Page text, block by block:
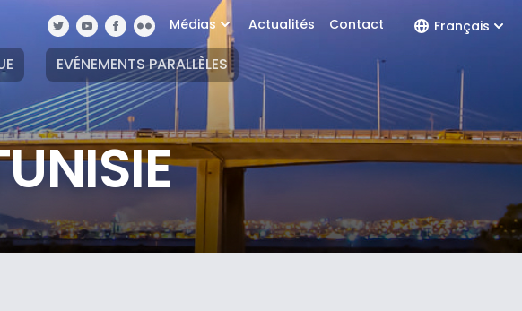
Médias Actualités Contact Français
EVÉNEMENTS PARALLÈLES